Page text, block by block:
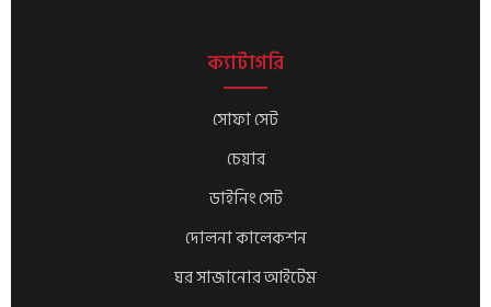
ক্যাটাগরি
সোফা সেট
চেয়ার
ডাইনিং সেট
দোলনা কালেকশন
ঘর সাজানোর আইটেম